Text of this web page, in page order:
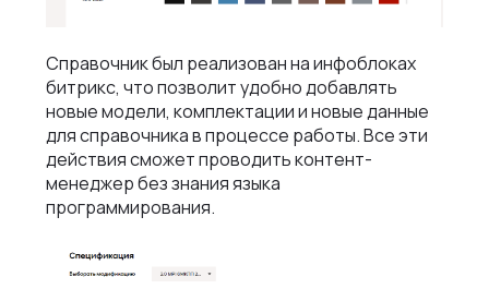
Справочник был реализован на инфоблоках
битрикс, что позволит удобно добавлять
новые модели, комплектации и новые данные
для справочника в процессе работы. Все эти
действия сможет проводить контент-
менеджер без знания языка
программирования.